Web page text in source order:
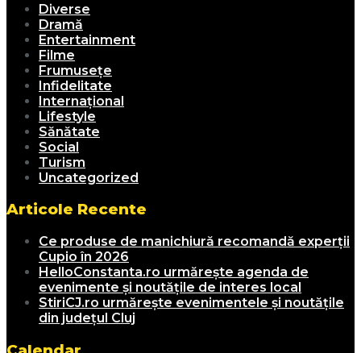
Diverse
Dramă
Entertainment
Filme
Frumusețe
Infidelitate
Internațional
Lifestyle
Sănătate
Social
Turism
Uncategorized
Articole Recente
Ce produse de manichiură recomandă experții
Cupio în 2026
HelloConstanta.ro urmărește agenda de
evenimente și noutățile de interes local
StiriCJ.ro urmărește evenimentele și noutățile
din județul Cluj